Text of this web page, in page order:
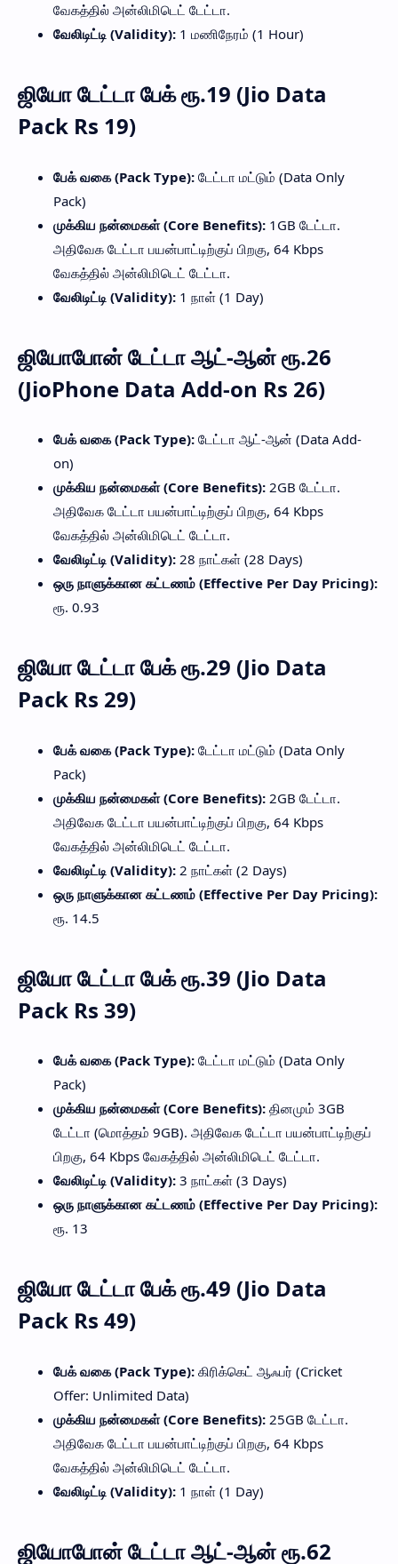
வேகத்தில் அன்லிமிடெட் டேட்டா.
வேலிடிட்டி (Validity): 1 மணிநேரம் (1 Hour)
ஜியோ டேட்டா பேக் ரூ.19 (Jio Data
Pack Rs 19)
பேக் வகை (Pack Type): டேட்டா மட்டும் (Data Only
Pack)
முக்கிய நன்மைகள் (Core Benefits): 1GB டேட்டா.
அதிவேக டேட்டா பயன்பாட்டிற்குப் பிறகு, 64 Kbps
வேகத்தில் அன்லிமிடெட் டேட்டா.
வேலிடிட்டி (Validity): 1 நாள் (1 Day)
ஜியோபோன் டேட்டா ஆட்-ஆன் ரூ.26
(JioPhone Data Add-on Rs 26)
பேக் வகை (Pack Type): டேட்டா ஆட்-ஆன் (Data Add-
on)
முக்கிய நன்மைகள் (Core Benefits): 2GB டேட்டா.
அதிவேக டேட்டா பயன்பாட்டிற்குப் பிறகு, 64 Kbps
வேகத்தில் அன்லிமிடெட் டேட்டா.
வேலிடிட்டி (Validity): 28 நாட்கள் (28 Days)
ஒரு நாளுக்கான கட்டணம் (Effective Per Day Pricing):
ரூ. 0.93
ஜியோ டேட்டா பேக் ரூ.29 (Jio Data
Pack Rs 29)
பேக் வகை (Pack Type): டேட்டா மட்டும் (Data Only
Pack)
முக்கிய நன்மைகள் (Core Benefits): 2GB டேட்டா.
அதிவேக டேட்டா பயன்பாட்டிற்குப் பிறகு, 64 Kbps
வேகத்தில் அன்லிமிடெட் டேட்டா.
வேலிடிட்டி (Validity): 2 நாட்கள் (2 Days)
ஒரு நாளுக்கான கட்டணம் (Effective Per Day Pricing):
ரூ. 14.5
ஜியோ டேட்டா பேக் ரூ.39 (Jio Data
Pack Rs 39)
பேக் வகை (Pack Type): டேட்டா மட்டும் (Data Only
Pack)
முக்கிய நன்மைகள் (Core Benefits): தினமும் 3GB
டேட்டா (மொத்தம் 9GB). அதிவேக டேட்டா பயன்பாட்டிற்குப்
பிறகு, 64 Kbps வேகத்தில் அன்லிமிடெட் டேட்டா.
வேலிடிட்டி (Validity): 3 நாட்கள் (3 Days)
ஒரு நாளுக்கான கட்டணம் (Effective Per Day Pricing):
ரூ. 13
ஜியோ டேட்டா பேக் ரூ.49 (Jio Data
Pack Rs 49)
பேக் வகை (Pack Type): கிரிக்கெட் ஆஃபர் (Cricket
Offer: Unlimited Data)
முக்கிய நன்மைகள் (Core Benefits): 25GB டேட்டா.
அதிவேக டேட்டா பயன்பாட்டிற்குப் பிறகு, 64 Kbps
வேகத்தில் அன்லிமிடெட் டேட்டா.
வேலிடிட்டி (Validity): 1 நாள் (1 Day)
ஜியோபோன் டேட்டா ஆட்-ஆன் ரூ.62